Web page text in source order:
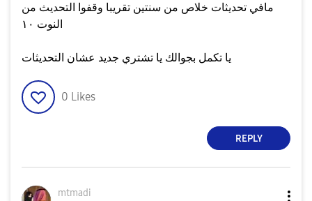
مافي تحديثات خلاص من سنتين تقريبا وقفوا التحديث من
النوت ١٠
يا تكمل بجوالك يا تشتري جديد عشان التحديثات
0 Likes
REPLY
mtmadi